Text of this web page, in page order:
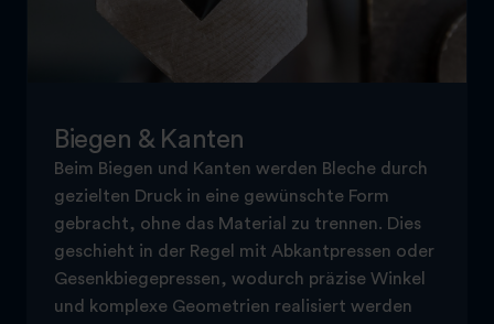
Biegen & Kanten
Beim Biegen und Kanten werden Bleche durch
gezielten Druck in eine gewünschte Form
gebracht, ohne das Material zu trennen. Dies
geschieht in der Regel mit Abkantpressen oder
Gesenkbiegepressen, wodurch präzise Winkel
und komplexe Geometrien realisiert werden